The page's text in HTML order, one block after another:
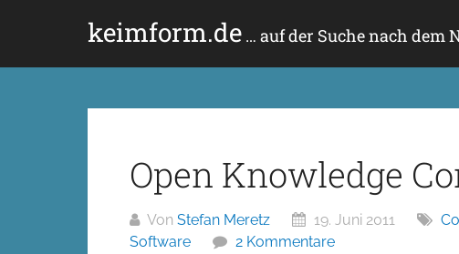
keimform.de … auf der Suche nach dem
Open Knowledge
Von Stefan Meretz 19. Juni 2011
Software
2 Kommentare